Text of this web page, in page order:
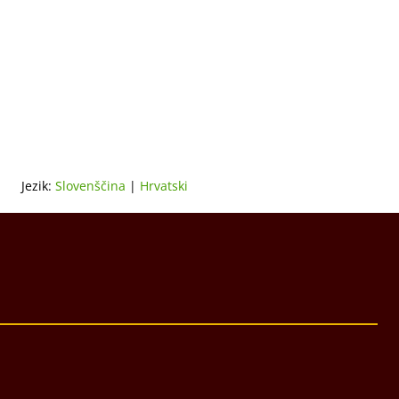
Jezik: Slovenščina | Hrvatski